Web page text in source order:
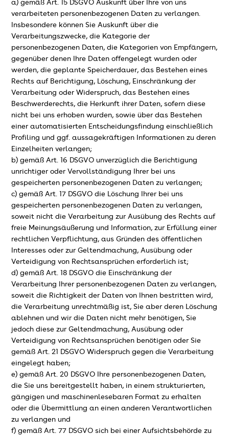
a) gemäß Art. 15 DSGVO Auskunft über Ihre von uns
verarbeiteten personenbezogenen Daten zu verlangen.
Insbesondere können Sie Auskunft über die
Verarbeitungszwecke, die Kategorie der
personenbezogenen Daten, die Kategorien von Empfängern,
gegenüber denen Ihre Daten offengelegt wurden oder
werden, die geplante Speicherdauer, das Bestehen eines
Rechts auf Berichtigung, Löschung, Einschränkung der
Verarbeitung oder Widerspruch, das Bestehen eines
Beschwerderechts, die Herkunft ihrer Daten, sofern diese
nicht bei uns erhoben wurden, sowie über das Bestehen
einer automatisierten Entscheidungsfindung einschließlich
Profiling und ggf. aussagekräftigen Informationen zu deren
Einzelheiten verlangen;
b) gemäß Art. 16 DSGVO unverzüglich die Berichtigung
unrichtiger oder Vervollständigung Ihrer bei uns
gespeicherten personenbezogenen Daten zu verlangen;
c) gemäß Art. 17 DSGVO die Löschung Ihrer bei uns
gespeicherten personenbezogenen Daten zu verlangen,
soweit nicht die Verarbeitung zur Ausübung des Rechts auf
freie Meinungsäußerung und Information, zur Erfüllung einer
rechtlichen Verpflichtung, aus Gründen des öffentlichen
Interesses oder zur Geltendmachung, Ausübung oder
Verteidigung von Rechtsansprüchen erforderlich ist;
d) gemäß Art. 18 DSGVO die Einschränkung der
Verarbeitung Ihrer personenbezogenen Daten zu verlangen,
soweit die Richtigkeit der Daten von Ihnen bestritten wird,
die Verarbeitung unrechtmäßig ist, Sie aber deren Löschung
ablehnen und wir die Daten nicht mehr benötigen, Sie
jedoch diese zur Geltendmachung, Ausübung oder
Verteidigung von Rechtsansprüchen benötigen oder Sie
gemäß Art. 21 DSGVO Widerspruch gegen die Verarbeitung
eingelegt haben;
e) gemäß Art. 20 DSGVO Ihre personenbezogenen Daten,
die Sie uns bereitgestellt haben, in einem strukturierten,
gängigen und maschinenlesebaren Format zu erhalten
oder die Übermittlung an einen anderen Verantwortlichen
zu verlangen und
f) gemäß Art. 77 DSGVO sich bei einer Aufsichtsbehörde zu